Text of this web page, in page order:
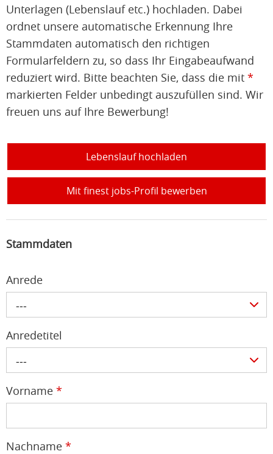
Unterlagen (Lebenslauf etc.) hochladen. Dabei
ordnet unsere automatische Erkennung Ihre
Stammdaten automatisch den richtigen
Formularfeldern zu, so dass Ihr Eingabeaufwand
reduziert wird. Bitte beachten Sie, dass die mit *
markierten Felder unbedingt auszufüllen sind. Wir
freuen uns auf Ihre Bewerbung!
Lebenslauf hochladen
Mit finest jobs-Profil bewerben
Stammdaten
Anrede
---
Anredetitel
---
Vorname *
Nachname *